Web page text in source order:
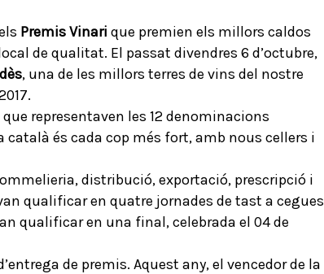
Premis Vinari que premien els millors caldos
de qualitat. El passat divendres 6 d’octubre,
, una de les millors terres de vins del nostre
representaven les 12 denominacions
és cada cop més fort, amb nous cellers i
distribució, exportació, prescripció i
qualificar en quatre jornades de tast a cegues
qualificar en una final, celebrada el 04 de
de premis. Aquest any, el vencedor de la